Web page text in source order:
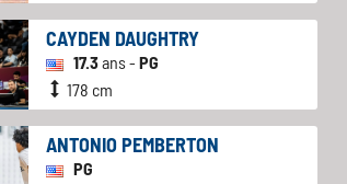
CAYDEN DAUGHTRY
17.3ans -PG
178 cm
ANTONIO PEMBERTON
PG